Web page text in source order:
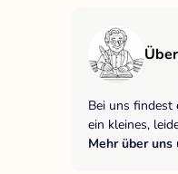
Bei uns findest
ein kleines,
Mehr über uns